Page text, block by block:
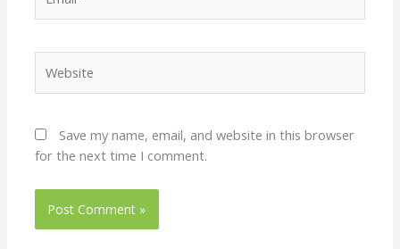
Save my name, email, and website in this browser
for the next time I comment.